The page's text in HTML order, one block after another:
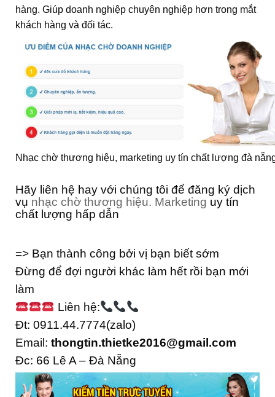
hàng. Giúp doanh nghiệp chuyên nghiệp hơn trong mắt
khách hàng và đối tác.
Nhạc chờ thương hiệu, marketing uy tín chất lượng đà
Hãy liên hệ hay với chúng tôi để đăng ký dịch
vụ nhạc chờ thương hiệu. Marketing uy tín
chất lượng hấp dẫn
=> Bạn thành công bởi vị bạn biết sớm
Đừng để đợi người khác làm hết rồi bạn mới
làm
Liên hệ:
Đt: 0911.44.7774(zalo)
Email: thongtin.thietke2016@gmail.com
Đc: 66 Lê A – Đà Nẵng